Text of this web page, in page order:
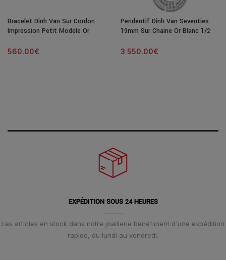
Bracelet Dinh Van Sur Cordon
Impression Petit Modèle Or
560.00€
Pendentif Dinh Van Seventies
19mm Sur Chaîne Or Blanc 1/2
3 550.00€
EXPÉDITION SOUS 24 HEURES
Les articles en stock dans notre joaillerie bénéficient d'une expédition
rapide, du lundi au vendredi.